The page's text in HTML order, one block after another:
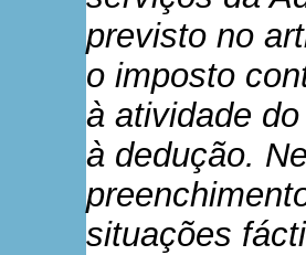
previsto no
o imposto
à atividade
à dedução.
situações